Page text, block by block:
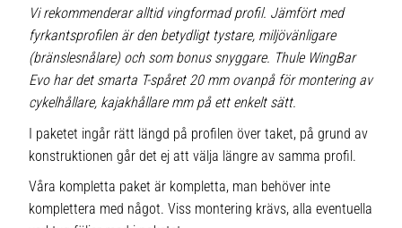
Vi rekommenderar alltid vingformad profil. Jämfört med
fyrkantsprofilen är den betydligt tystare, miljövänligare
(bränslesnålare) och som bonus snyggare. Thule WingBar
Evo har det smarta T-spåret 20 mm ovanpå för montering av
cykelhållare, kajakhållare mm på ett enkelt sätt.
I paketet ingår rätt längd på profilen över taket, på grund av
konstruktionen går det ej att välja längre av samma profil.
Våra kompletta paket är kompletta, man behöver inte
komplettera med något. Viss montering krävs, alla eventuella